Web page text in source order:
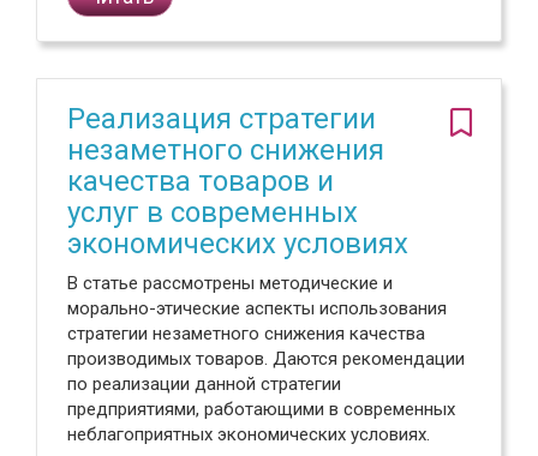
Реализация стратегии
незаметного снижения
качества товаров и
услуг в современных
экономических условиях
В статье рассмотрены методические и
морально-этические аспекты использования
стратегии незаметного снижения качества
производимых товаров. Даются рекомендации
по реализации данной стратегии
предприятиями, работающими в современных
неблагоприятных экономических условиях.